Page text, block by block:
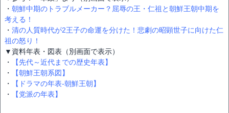
・ 朝鮮中期のトラブルメーカー？屈辱の王・仁祖と朝鮮王朝中期を
考える！
・ 清の人質時代が2王子の命運を分けた！悲劇の昭顕世子に向けた仁
祖の怒り！
▼資料年表・図表（別画面で表示）
・
【先代～近代までの歴史年表】
・
【朝鮮王朝系図】
・
【ドラマの年表-朝鮮王朝】
・
【党派の年表】